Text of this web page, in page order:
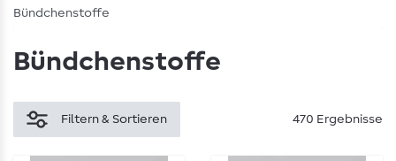
Bündchenstoffe
Bündchenstoffe
Filtern & Sortieren 470 Ergebnisse